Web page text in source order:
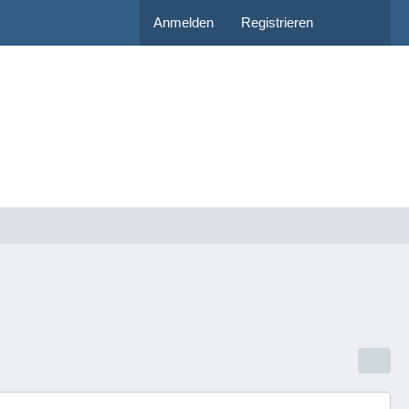
Anmelden Registrieren